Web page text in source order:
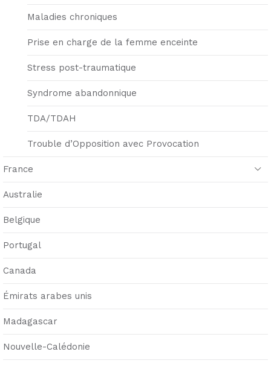
Maladies chroniques
Prise en charge de la femme enceinte
Stress post-traumatique
Syndrome abandonnique
TDA/TDAH
Trouble d’Opposition avec Provocation
France
Australie
Belgique
Portugal
Canada
Émirats arabes unis
Madagascar
Nouvelle-Calédonie